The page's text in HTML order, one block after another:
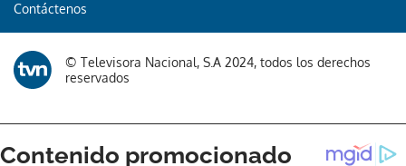
Contáctenos
© Televisora Nacional, S.A 2024, todos los derechos
reservados